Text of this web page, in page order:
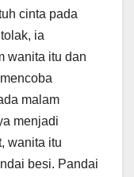
cinta pada
ia
wanita itu dan
malam
menjadi
wanita itu
besi. Pandai